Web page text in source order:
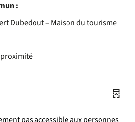
:
Dubedout – Maison du tourisme
pas accessible aux personnes